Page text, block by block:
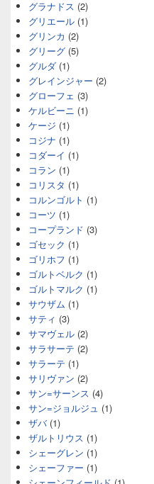
グラナドス (2)
グリエール (1)
グリンカ (2)
グリーグ (5)
グルダ (1)
グレインジャー (2)
グローフェ (3)
ケルビーニ (1)
ケージ (1)
コジナ (1)
コダーイ (1)
コラン (1)
コリスタ (1)
コルンゴルト (1)
コーツ (1)
コープランド (3)
ゴセック (1)
ゴリホフ (1)
ゴルトベルク (1)
ゴルトマルク (1)
サウザム (1)
サティ (3)
サマヴェル (2)
サラサーテ (2)
サラーテ (1)
サリヴァン (2)
サン=サーンス (4)
サン=ジョルジュ (1)
ザバ(1)
ザルトリウス (1)
シェーグレン (1)
シェーファー (1)